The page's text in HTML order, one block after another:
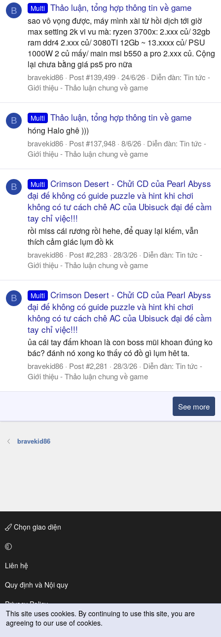
B Multi Thảo luận, tổng hợp thông tin về game
sao vô vọng được, máy mình xài từ hồi dịch tới giờ
max setting 2k vi vu mà: ryzen 3700x: 2.xxx củ/ 32gb
ram ddr4 2.xxx củ/ 3080TI 12Gb ~ 13.xxxx củ/ PSU
1000W 2 củ mấy/ main msi b550 a pro 2.xxx củ. Cộng
lại chưa bằng giá ps5 pro nữa
bravekid86 Post #139,499 24/6/26 Diễn đàn: Tin tức -
Giới thiệu - Thảo luận chung về game
B Multi Thảo luận, tổng hợp thông tin về game
hóng Halo ghê )))
bravekid86 Post #137,948 8/6/26 Diễn đàn: Tin tức -
Giới thiệu - Thảo luận chung về game
B Multi Crimson Desert - Chửi CD của Pearl Abyss
đại đế không có guide puzzle và hint khi chơi
không có tư cách chê AC của Ubisuck đại đế cầm
tay chỉ việc!!!
rồi miss cái rương rồi hehe, để quay lại kiếm, vẫn
thích cảm giác lụm đồ kk
bravekid86 Post #2,283 28/3/26 Diễn đàn: Tin tức -
Giới thiệu - Thảo luận chung về game
B Multi Crimson Desert - Chửi CD của Pearl Abyss
đại đế không có guide puzzle và hint khi chơi
không có tư cách chê AC của Ubisuck đại đế cầm
tay chỉ việc!!!
ủa cái tay đấm khoan là con boss mũi khoan đúng ko
bác? đánh nó xong ko thấy có đồ gì lụm hêt ta.
bravekid86 Post #2,281 28/3/26 Diễn đàn: Tin tức -
Giới thiệu - Thảo luận chung về game
See more
bravekid86
Chọn giao diện
Liên hệ
Quy định và Nội quy
Privacy Policy
Trợ giúp
This site uses cookies. By continuing to use this site, you are
agreeing to our use of cookies.